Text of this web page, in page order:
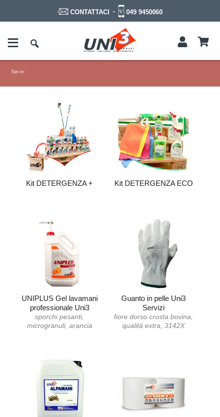
CONTATTACI - 049 9450060
Sei in:
Kit DETERGENZA + Kit DETERGENZA ECO
UNIPLUS Gel lavamani
professionale Uni3
sporchi pesanti,
microgranuli, arancia
Guanto in pelle Uni3
Servizi
fiore dorso crosta bovina,
qualità extra, 3142X